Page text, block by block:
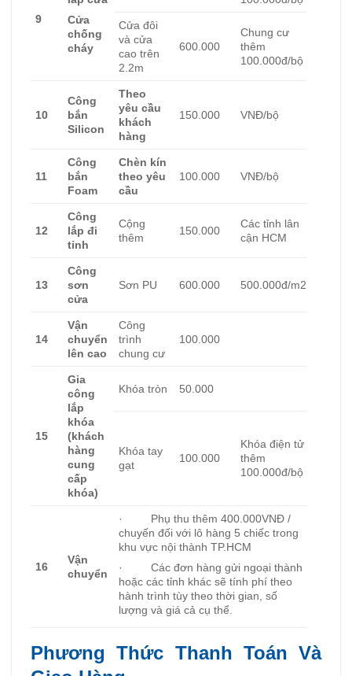
9
Cửa
chống
cháy
Cửa đôi
và cửa
cao trên
2.2m
600.000
Chung cư
thêm
100.000đ/bộ
10
Công
bắn
Silicon
Theo
yêu cầu
khách
hàng
150.000 VNĐ/bộ
11
Công
bắn
Foam
Chèn kín
theo yêu
cầu
100.000 VNĐ/bộ
12
Công
lắp đi
tỉnh
Cộng
thêm
150.000
Các tỉnh lân
cận HCM
13
Công
sơn
cửa
Sơn PU 600.000 500.000đ/m2
14
Vận
chuyển
lên cao
Công
trình
chung cư
100.000
15
Gia
công
lắp
khóa
(khách
hàng
cung
cấp
khóa)
Khóa tròn 50.000
Khóa tay
gạt
100.000
Khóa điện tử
thêm
100.000đ/bộ
16
Vận
chuyển
· Phụ thu thêm 400.000VNĐ /
chuyến đối với lô hàng 5 chiếc trong
khu vực nội thành TP.HCM
· Các đơn hàng gửi ngoại thành
hoặc các tỉnh khác sẽ tính phí theo
hành trình tùy theo thời gian, số
lượng và giá cả cụ thể.
Phương Thức Thanh Toán Và